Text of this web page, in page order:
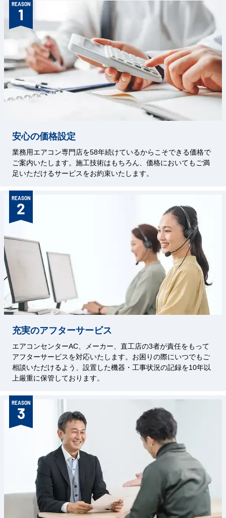
REASON
1
安心の価格設定
業務用エアコン専門店を58年続けているからこそできる価格で
ご案内いたします。施工技術はもちろん、価格においてもご満
足いただけるサービスをお約束いたします。
REASON
2
充実のアフターサービス
エアコンセンターAC、メーカー、直工店の3者が責任をもって
アフターサービスを対応いたします。お困りの際にいつでもご
相談いただけるよう、設置した機器・工事状況の記録を10年以
上厳重に保管しております。
REASON
3